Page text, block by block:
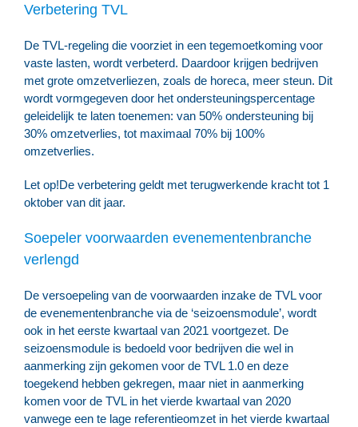
Verbetering TVL
De TVL-regeling die voorziet in een tegemoetkoming voor
vaste lasten, wordt verbeterd. Daardoor krijgen bedrijven
met grote omzetverliezen, zoals de horeca, meer steun. Dit
wordt vormgegeven door het ondersteuningspercentage
geleidelijk te laten toenemen: van 50% ondersteuning bij
30% omzetverlies, tot maximaal 70% bij 100%
omzetverlies.
Let op!De verbetering geldt met terugwerkende kracht tot 1
oktober van dit jaar.
Soepeler voorwaarden evenementenbranche
verlengd
De versoepeling van de voorwaarden inzake de TVL voor
de evenementenbranche via de ‘seizoensmodule’, wordt
ook in het eerste kwartaal van 2021 voortgezet. De
seizoensmodule is bedoeld voor bedrijven die wel in
aanmerking zijn gekomen voor de TVL 1.0 en deze
toegekend hebben gekregen, maar niet in aanmerking
komen voor de TVL in het vierde kwartaal van 2020
vanwege een te lage referentieomzet in het vierde kwartaal